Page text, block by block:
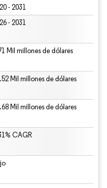
- 2031
- 2031
Mil millones de dólares
Mil millones de dólares
Mil millones de dólares
CAGR